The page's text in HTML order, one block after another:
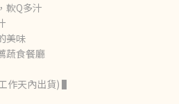
軟Q多汁
美味
蔬食餐廳
作天內出貨) ▌